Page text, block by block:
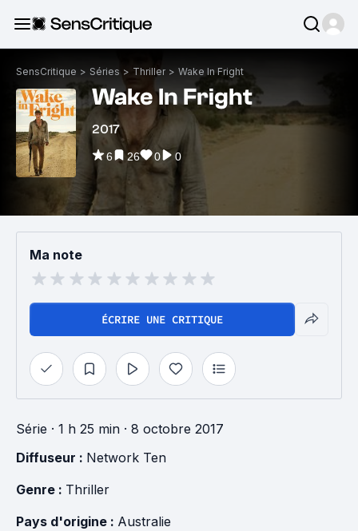
SensCritique > Séries > Thriller > Wake In Fright
Wake In Fright
2017
6 26 0 0
Ma note
ÉCRIRE UNE CRITIQUE
Série · 1 h 25 min · 8 octobre 2017
Diffuseur : Network Ten
Genre : Thriller
Pays d'origine : Australie